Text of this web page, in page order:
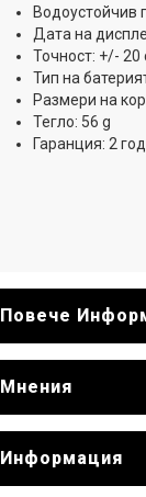
Водоустойчив
Дата на
Точност: +/- 20
Тип на
Размери на
Тегло: 56 g
Гаранция: 2
Повече
Мнения
Информация